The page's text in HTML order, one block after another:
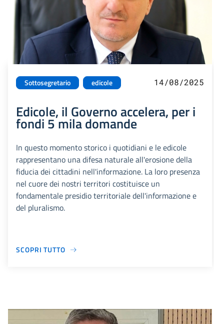
Sottosegretario edicole 14/08/2025
Edicole, il Governo accelera, per i
fondi 5 mila domande
In questo momento storico i quotidiani e le edicole
rappresentano una difesa naturale all'erosione della
fiducia dei cittadini nell'informazione. La loro presenza
nel cuore dei nostri territori costituisce un
fondamentale presidio territoriale dell'informazione e
del pluralismo.
SCOPRI TUTTO